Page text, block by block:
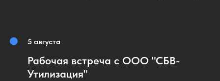
5 августа
Рабочая встреча с ООО "СБВ-
Утилизация"